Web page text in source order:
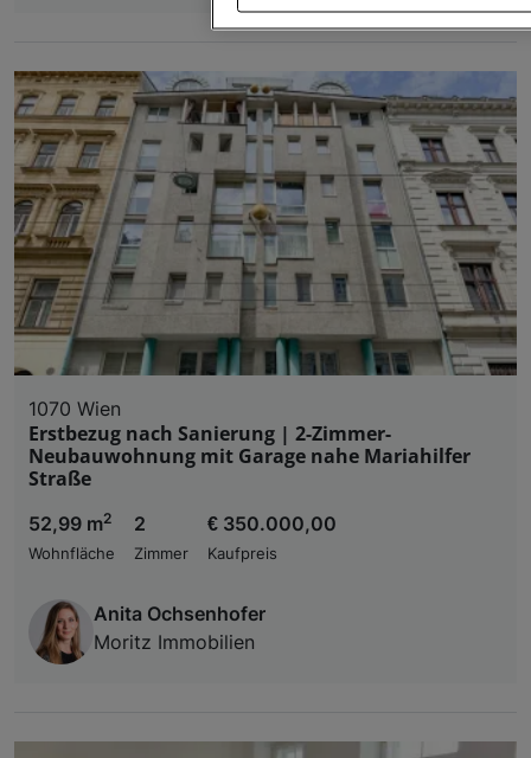
1070 Wien
Erstbezug nach Sanierung | 2-Zimmer-
Neubauwohnung mit Garage nahe Mariahilfer
Straße
52,99 m2
Wohnfläche
2
Zimmer
€ 350.000,00
Kaufpreis
Anita Ochsenhofer
Moritz Immobilien
Verwendung genauer Standortdaten.
Zugriff auf Informationen auf einem Endgerät.
und der Performance von Inhalten,
Liste der Partner (Lieferanten)